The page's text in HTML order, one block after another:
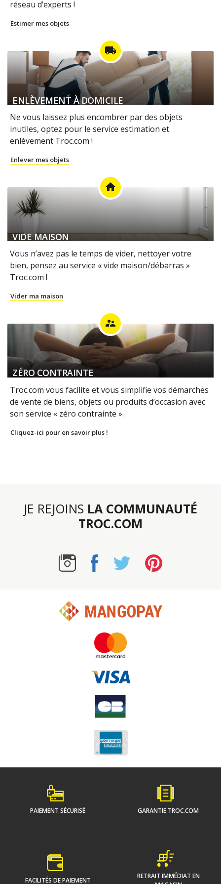
réseau d’experts !
Estimer mes objets
local_shipping
ENLÈVEMENT À DOMICILE
Ne vous laissez plus encombrer par des objets
inutiles, optez pour le service estimation et
enlèvement Troc.com !
Enlever mes objets
home
VIDE MAISON
Vous n’avez pas le temps de vider, nettoyer votre
bien, pensez au service « vide maison/débarras »
Troc.com !
Vider ma maison
supervisor_account
ZÉRO CONTRAINTE
Troc.com vous facilite et vous simplifie vos démarches
de vente de biens, objets ou produits d’occasion avec
son service « zéro contrainte ».
Cliquez-ici pour en savoir plus !
JE REJOINS LA COMMUNAUTÉ
TROC.COM
PAIEMENT SÉCURISÉ GARANTIE TROC.COM
FACILITÉS DE PAIEMENT
RETRAIT IMMÉDIAT EN